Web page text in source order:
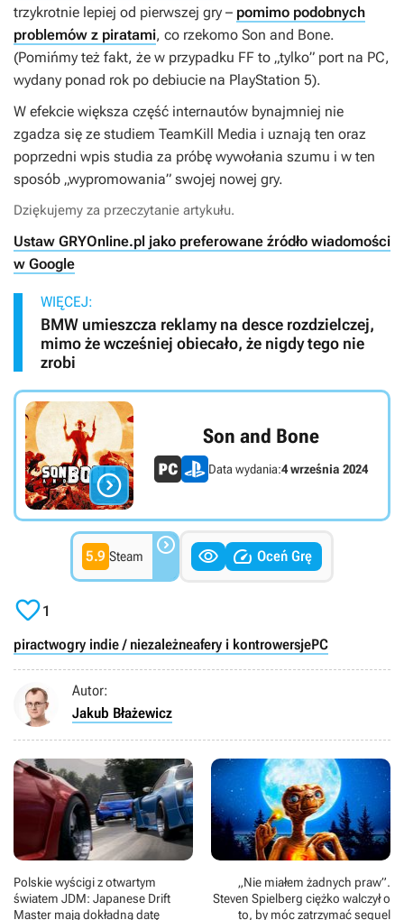
trzykrotnie lepiej od pierwszej gry – pomimo podobnych
problemów z piratami, co rzekomo Son and Bone.
(Pomińmy też fakt, że w przypadku FF to „tylko” port na PC,
wydany ponad rok po debiucie na PlayStation 5).
W efekcie większa część internautów bynajmniej nie
zgadza się ze studiem TeamKill Media i uznają ten oraz
poprzedni wpis studia za próbę wywołania szumu i w ten
sposób „wypromowania” swojej nowej gry.
Dziękujemy za przeczytanie artykułu.
Ustaw GRYOnline.pl jako preferowane źródło wiadomości
w Google
WIĘCEJ:
BMW umieszcza reklamy na desce rozdzielczej,
mimo że wcześniej obiecało, że nigdy tego nie
zrobi

Son and Bone
Data wydania:4 września 2024
5.9 Steam    Oceń Grę
1
piractwogry indie / niezależneafery i kontrowersjePC
Autor:
Jakub Błażewicz
Polskie wyścigi z otwartym
światem JDM: Japanese Drift
Master mają dokładną datę
„Nie miałem żadnych praw”.
Steven Spielberg ciężko walczył o
to, by móc zatrzymać sequel